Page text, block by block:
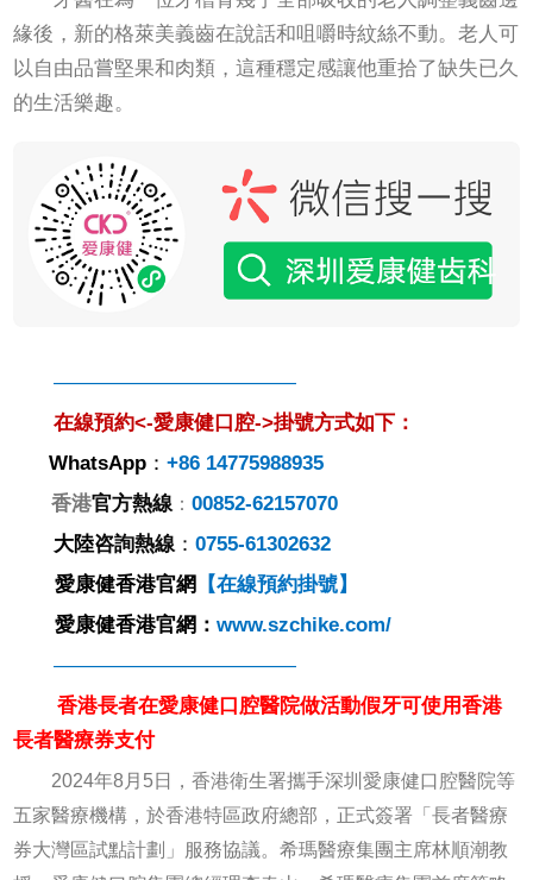
緣後，新的格萊美義齒在說話和咀嚼時紋絲不動。老人可
以自由品嘗堅果和肉類，這種穩定感讓他重拾了缺失已久
的生活樂趣。
————————————
在線預約<-愛康健口腔->掛號方式如下：
WhatsApp ：+86 14775988935
香港官方熱線 ：00852-62157070
大陸咨詢熱線 ：0755-61302632
愛康健香港官網 【在線預約掛號】
愛康健香港官網：www.szchike.com/
————————————
香港長者在愛康健口腔醫院做活動假牙可使用香港
長者醫療券支付
2024年8月5日，香港衛生署攜手深圳愛康健口腔醫院等
五家醫療機構，於香港特區政府總部，正式簽署「長者醫療
券大灣區試點計劃」服務協議。希瑪醫療集團主席林順潮教